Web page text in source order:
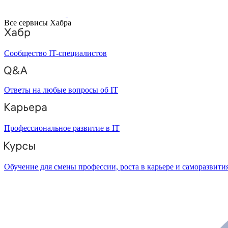
Все сервисы Хабра
Сообщество IT-специалистов
Ответы на любые вопросы об IT
Профессиональное развитие в IT
Обучение для смены профессии, роста в карьере и